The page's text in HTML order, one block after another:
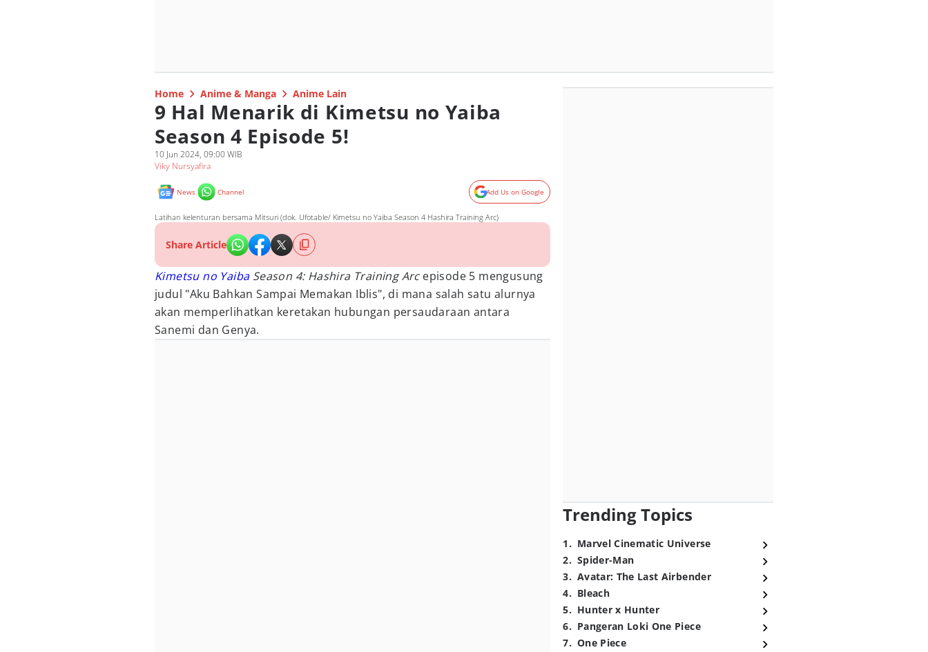
Home Anime & Manga Anime Lain
9 Hal Menarik di Kimetsu no Yaiba
Season 4 Episode 5!
10 Jun 2024, 09:00 WIB
Viky Nursyafira
News Channel Add Us on Google
Latihan kelenturan bersama Mitsuri (dok. Ufotable/ Kimetsu no Yaiba Season 4 Hashira Training Arc)
Share Article
Kimetsu no YaibaSeason 4: Hashira Training Arcepisode 5 mengusung
judul "Aku Bahkan Sampai Memakan Iblis", di mana salah satu alurnya
akan memperlihatkan keretakan hubungan persaudaraan antara
Sanemi dan Genya.
Trending Topics
1. Marvel Cinematic Universe
2. Spider-Man
3. Avatar: The Last Airbender
4. Bleach
5. Hunter x Hunter
6. Pangeran Loki One Piece
7. One Piece